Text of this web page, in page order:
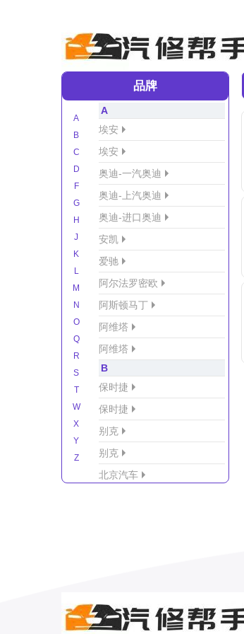
品牌
A
B
C
D
F
G
H
J
K
L
M
N
O
Q
R
S
T
W
X
Y
Z
A
埃安
埃安
奥迪-一汽奥迪
奥迪-上汽奥迪
奥迪-进口奥迪
安凯
爱驰
阿尔法罗密欧
阿斯顿马丁
阿维塔
阿维塔
B
保时捷
保时捷
别克
别克
北京汽车
北汽幻速
北汽新能源